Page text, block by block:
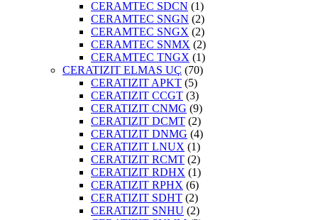
CERAMTEC SDCN (1)
CERAMTEC SNGN (2)
CERAMTEC SNGX (2)
CERAMTEC SNMX (2)
CERAMTEC TNGX (1)
CERATIZIT ELMAS UÇ (70)
CERATIZIT APKT (5)
CERATIZIT CCGT (3)
CERATIZIT CNMG (9)
CERATIZIT DCMT (2)
CERATIZIT DNMG (4)
CERATIZIT LNUX (1)
CERATIZIT RCMT (2)
CERATIZIT RDHX (1)
CERATIZIT RPHX (6)
CERATIZIT SDHT (2)
CERATIZIT SNHU (2)